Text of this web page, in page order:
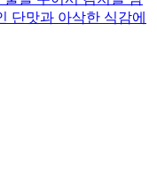
단맛과 아삭한 식감에